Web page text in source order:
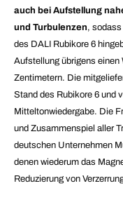
auch bei Aufstellung
und Turbulenzen, sodass
des DALI Rubikore 6
Aufstellung übrigens einen
Zentimetern. Die
Stand des Rubikore 6 und
Mitteltonwiedergabe. Die
und Zusammenspiel aller
deutschen Unternehmen
denen wiederum das
Reduzierung von